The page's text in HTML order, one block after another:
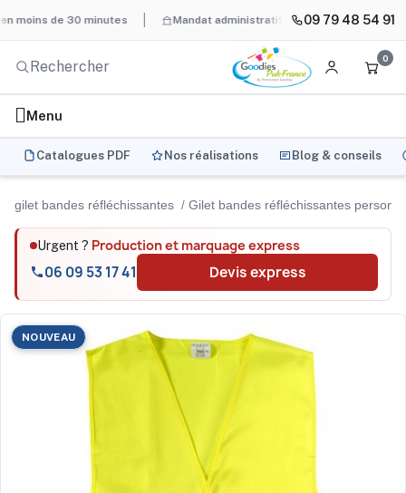
de 30 minutes Mandat administratif & Chorus Pro BAT
09 79 48 54 91
0
Menu
Catalogues PDF Nos réalisations Blog & conseils
gilet bandes réfléchissantes Gilet bandes réfléchissantes
Urgent ? Production et marquage express
06 09 53 17 41 Devis express
NOUVEAU